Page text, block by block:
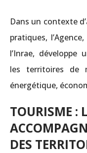
Dans un contexte
pratiques,
l’Inrae, développe
les territoires de
énergétique,
TOURISME :
DES